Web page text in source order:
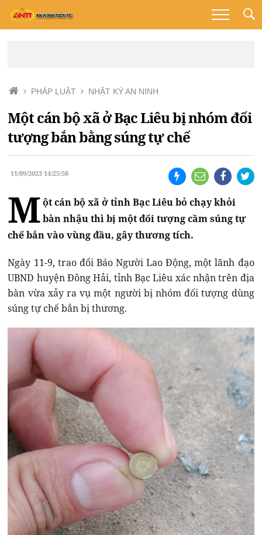
PHÁP LUẬT NHẬT KÝ AN NINH
Một cán bộ xã ở Bạc Liêu bị nhóm đối
tượng bắn bằng súng tự chế
11/09/2023 14:25:58
M ột cán bộ xã ở tỉnh Bạc Liêu bỏ chạy khỏi
bàn nhậu thì bị một đối tượng cầm súng tự
chế bắn vào vùng đầu, gây thương tích.
Ngày 11-9, trao đổi Báo Người Lao Động, một lãnh đạo
UBND huyện Đông Hải, tỉnh Bạc Liêu xác nhận trên địa
bàn vừa xảy ra vụ một người bị nhóm đối tượng dùng
súng tự chế bắn bị thương.